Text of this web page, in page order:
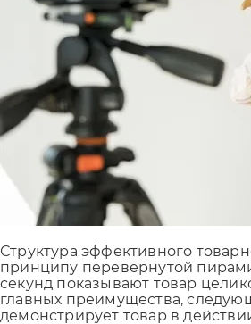
Структура эффективного
принципу перевернутой
секунд показывают товар
главных преимущества,
демонстрирует товар в